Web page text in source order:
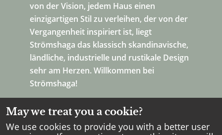
von der Vision, jedem Haus einen
einzigartigen Stil zu verleihen, der von der
Vergangenheit inspiriert ist, liegt
Strömshaga das klassisch skandinavische,
ländliche, industrielle und rustikale Design
sehr am Herzen. Willkommen bei
Strömshaga!
May we treat you a cookie?
We use cookies to provide you with a better user